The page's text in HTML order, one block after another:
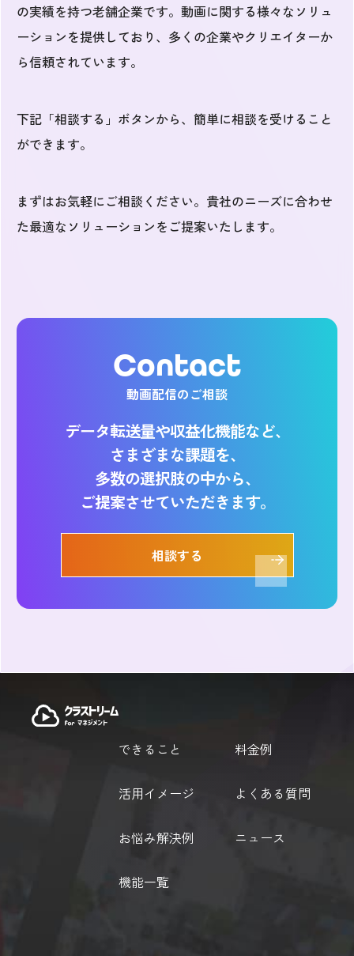
の実績を持つ老舗企業です。動画に関する様々なソリュ
ーションを提供しており、多くの企業やクリエイターか
ら信頼されています。
下記「相談する」ボタンから、簡単に相談を受けること
ができます。
まずはお気軽にご相談ください。貴社のニーズに合わせ
た最適なソリューションをご提案いたします。
Contact
動画配信のご相談
データ転送量や収益化機能など、
さまざまな課題を、
多数の選択肢の中から、
ご提案させていただきます。
相談する
できること
活用イメージ
お悩み解決例
機能一覧
料金例
よくある質問
ニュース